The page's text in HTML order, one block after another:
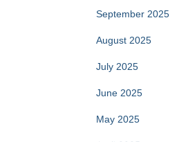
September 2025
August 2025
July 2025
June 2025
May 2025